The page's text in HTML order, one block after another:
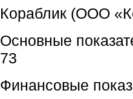
Кораблик (ООО
Основные
73
Финансовые